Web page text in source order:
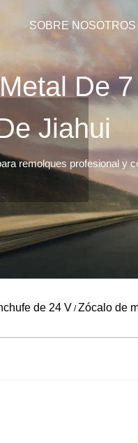
SOBRE NOSOTROS
De
Jiahui
remolques profesional y
de 24 V /Zócalo de